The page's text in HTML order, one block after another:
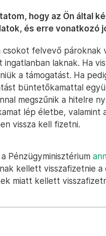
hogy az Ön által
és erre vonatkozó
csokot felvevő pároknak
ingatlanban laknak. Ha
a támogatást. Ha
büntetőkamattal
megszűnik a hitelre
lép életbe,
vissza kell fizetni.
Pénzügyminisztérium
kellett visszafizetnie
miatt kellett